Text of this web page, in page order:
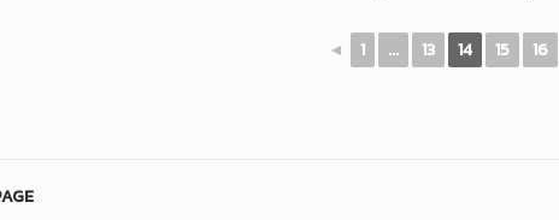
◄ 1 ... 13 14 15 16